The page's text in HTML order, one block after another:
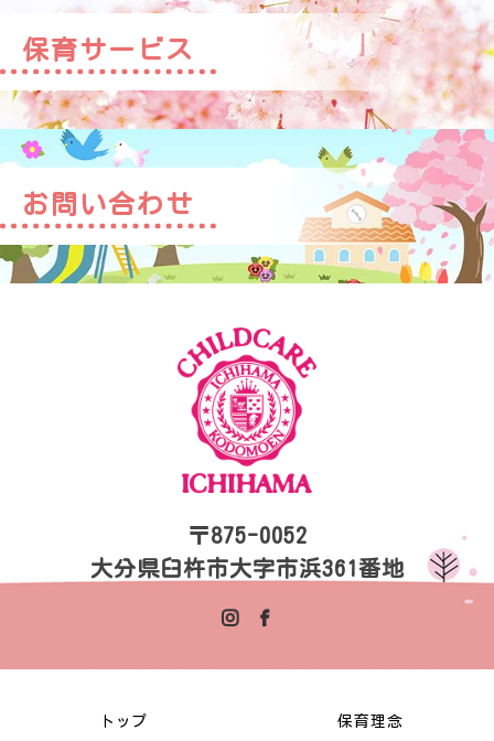
保育サービス
お問い合わせ
〒875-0052
大分県臼杵市大字市浜361番地
トップ 保育理念